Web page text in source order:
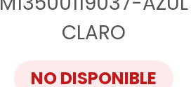
CLARO
NO DISPONIBLE